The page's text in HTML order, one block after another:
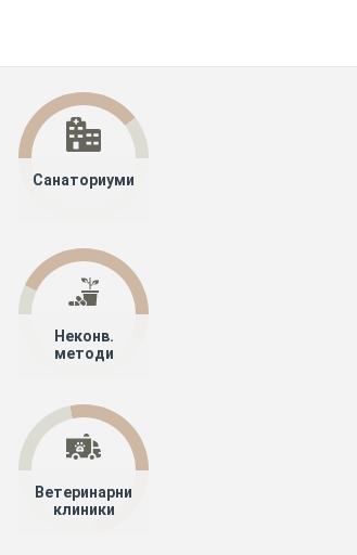
Санаториуми
Неконв.
методи
Ветеринарни
клиники